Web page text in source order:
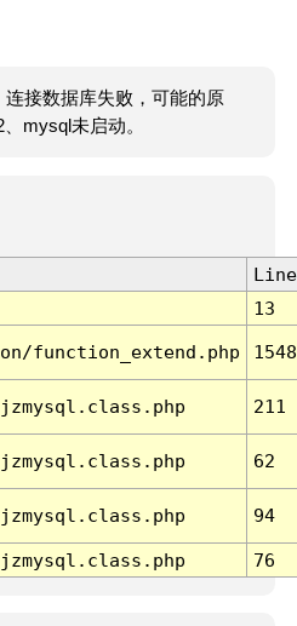
接数据库失败，可能的原
mysql未启动。
Line
13
function_extend.php 1548
211
62
94
76